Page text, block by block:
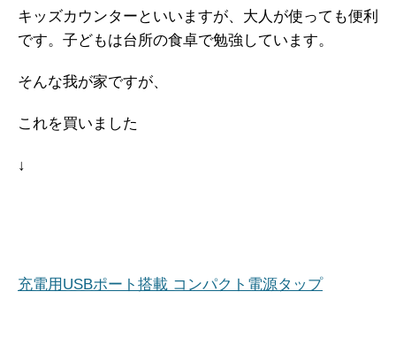
キッズカウンターといいますが、大人が使っても便利
です。子どもは台所の食卓で勉強しています。
そんな我が家ですが、
これを買いました
↓
充電用USBポート搭載 コンパクト電源タップ